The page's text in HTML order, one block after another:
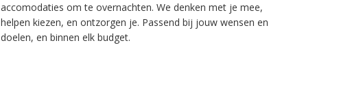
accomodaties om te overnachten. We denken met je mee,
helpen kiezen, en ontzorgen je. Passend bij jouw wensen en
doelen, en binnen elk budget.